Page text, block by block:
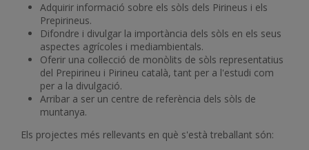
Adquirir informació sobre els sòls dels Pirineus i els
Prepirineus.
Difondre i divulgar la importància dels sòls en els seus
aspectes agrícoles i mediambientals.
Oferir una col·lecció de monòlits de sòls representatius
del Prepirineu i Pirineu català, tant per a l'estudi com
per a la divulgació.
Arribar a ser un centre de referència dels sòls de
muntanya.
Els projectes més rellevants en què s'està treballant són: